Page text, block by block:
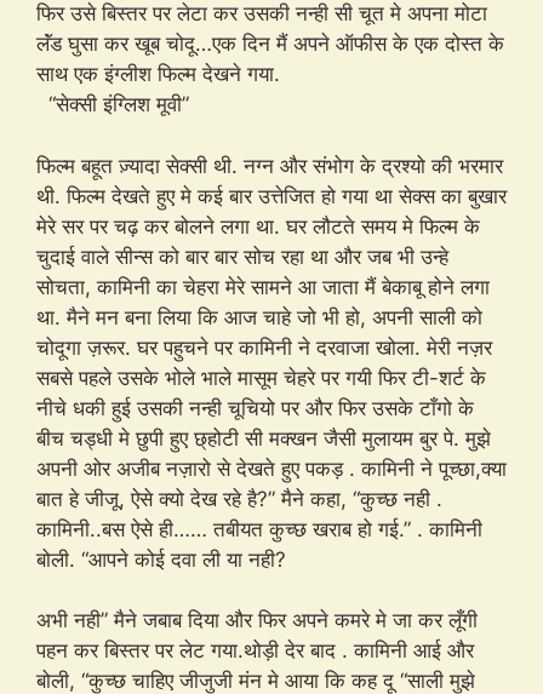
फिर उसे बिस्तर पर लेटा कर उसकी नन्ही सी चूत मे अपना मोटा
लॅंड घुसा कर खूब चोदू…एक दिन मैं अपने ऑफीस के एक दोस्त के
साथ एक इंग्लीश फिल्म देखने गया.
“सेक्सी इंग्लिश मूवी”
फिल्म बहूत ज़्यादा सेक्सी थी. नग्न और संभोग के द्रश्यो की भरमार
थी. फिल्म देखते हुए मे कई बार उत्तेजित हो गया था सेक्स का बुखार
मेरे सर पर चढ़ कर बोलने लगा था. घर लौटते समय मे फिल्म के
चुदाई वाले सीन्स को बार बार सोच रहा था और जब भी उन्हे
सोचता, कामिनी का चेहरा मेरे सामने आ जाता मैं बेकाबू होने लगा
था. मैने मन बना लिया कि आज चाहे जो भी हो, अपनी साली को
चोदूगा ज़रूर. घर पहुचने पर कामिनी ने दरवाजा खोला. मेरी नज़र
सबसे पहले उसके भोले भाले मासूम चेहरे पर गयी फिर टी-शर्ट के
नीचे धकी हुई उसकी नन्ही चूचियो पर और फिर उसके टाँगो के
बीच चड्धी मे छुपी हुए छ्होटी सी मक्खन जैसी मुलायम बुर पे. मुझे
अपनी ओर अजीब नज़ारो से देखते हुए पकड़ . कामिनी ने पूच्छा,क्या
बात हे जीजू, ऐसे क्यो देख रहे है?” मैने कहा, “कुच्छ नही .
कामिनी..बस ऐसे ही…… तबीयत कुच्छ खराब हो गई.” . कामिनी
बोली. “आपने कोई दवा ली या नही?
अभी नही” मैने जबाब दिया और फिर अपने कमरे मे जा कर लूँगी
पहन कर बिस्तर पर लेट गया.थोड़ी देर बाद . कामिनी आई और
बोली, “कुच्छ चाहिए जीजुजी मंन मे आया कि कह दू “साली मुझे